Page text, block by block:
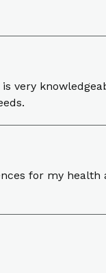
very
for my health